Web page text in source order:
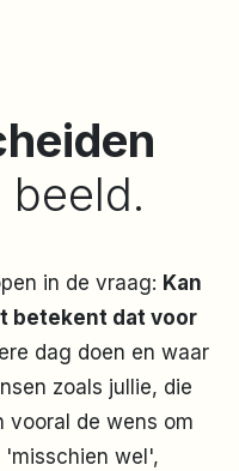
beeld.
in de vraag: Kan
betekent dat voor
dag doen en waar
zoals jullie, die
vooral de wens om
'misschien wel',